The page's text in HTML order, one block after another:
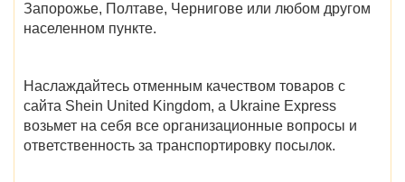
Запорожье, Полтаве, Чернигове или любом другом
населенном пункте.
Наслаждайтесь отменным качеством товаров с
сайта Shein United Kingdom, а Ukraine Express
возьмет на себя все организационные вопросы и
ответственность за транспортировку посылок.